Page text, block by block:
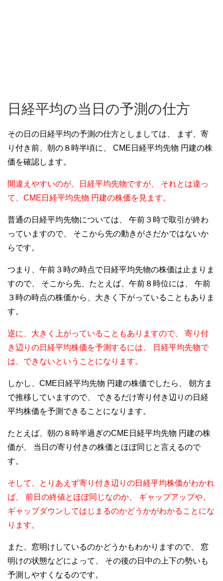
日経平均の当日の予測の仕方
その日の日経平均の予測の仕方としましては、
まず、寄
り付き前、朝の８時半頃に、
CME日経平均先物 円建の株
価を確認します。
間違えやすいのが、日経平均先物ですが、
それとは違っ
て、CME日経平均先物 円建の株価を見ます。
普通の日経平均先物については、
午前３時で取引が終わ
っていますので、
そこから先の動きがさだかではないか
らです。
つまり、午前３時の時点で日経平均先物の株価は止まりま
すので、
そこから先、たとえば、午前８時位には、
午前
３時の時点の株価から、大きく下がっていることもありま
す。
逆に、大きく上がっていることもありますので、
寄り付
き辺りの日経平均株価を予測するには、
日経平均先物で
は、できないということになります。
しかし、CME日経平均先物 円建の株価でしたら、
朝方ま
で推移していますので、
できるだけ寄り付き辺りの日経
平均株価を予測できることになります。
たとえば、朝の８時半過ぎのCME日経平均先物 円建の株
価が、
当日の寄り付きの株価とほぼ同じと言えるので
す。
そして、とりあえず寄り付き辺りの日経平均株価がわかれ
ば、
前日の終値とほぼ同じなのか、
ギャップアップや、
ギャップダウンしてはじまるのかどうかがわかることにな
ります。
また、窓明けしているのかどうかもわかりますので、
窓
明けの状態などによって、
その後の日中の上下の勢いも
予測しやすくなるのです。